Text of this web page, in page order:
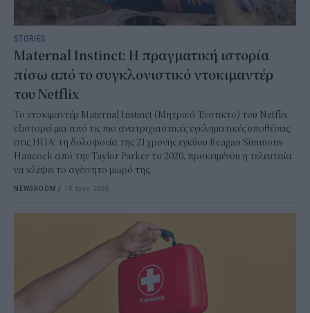
STORIES
Maternal Instinct: Η πραγματική ιστορία
πίσω από το συγκλονιστικό ντοκιμαντέρ
του Netflix
Το ντοκιμαντέρ Maternal Instinct (Μητρικό Ένστικτο) του Netflix
εξιστορεί μια από τις πιο ανατριχιαστικές εγκληματικές υποθέσεις
στις ΗΠΑ: τη δολοφονία της 21χρονης εγκύου Reagan Simmons-
Hancock από την Taylor Parker το 2020, προκειμένου η τελευταία
να κλέψει το αγέννητο μωρό της.
NEWSROOM / 19 Ιουν 2026